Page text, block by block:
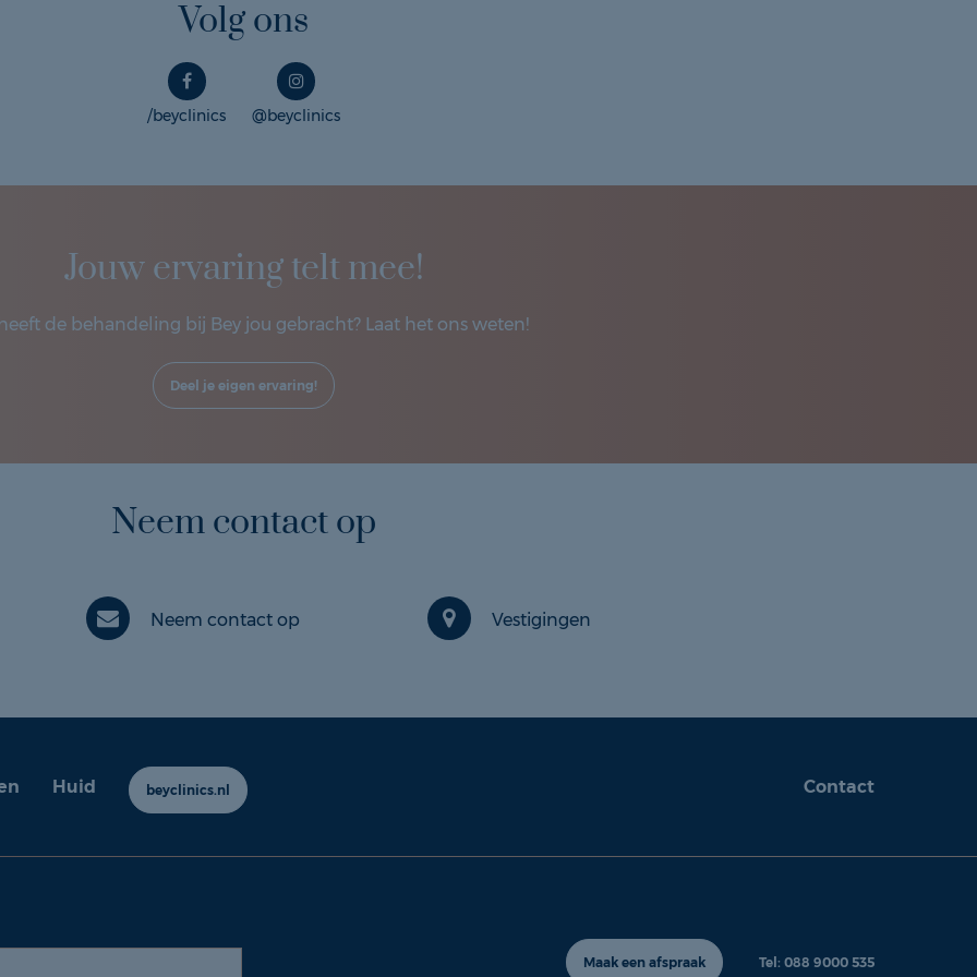
Volg ons
/beyclinics @beyclinics
Jouw ervaring telt mee!
de behandeling bij Bey jou gebracht? Laat het ons weten!
Deel je eigen ervaring!
Neem contact op
Neem contact op Vestigingen
Huid Contact
beyclinics.nl
Maak een afspraak Tel: 088 9000 535